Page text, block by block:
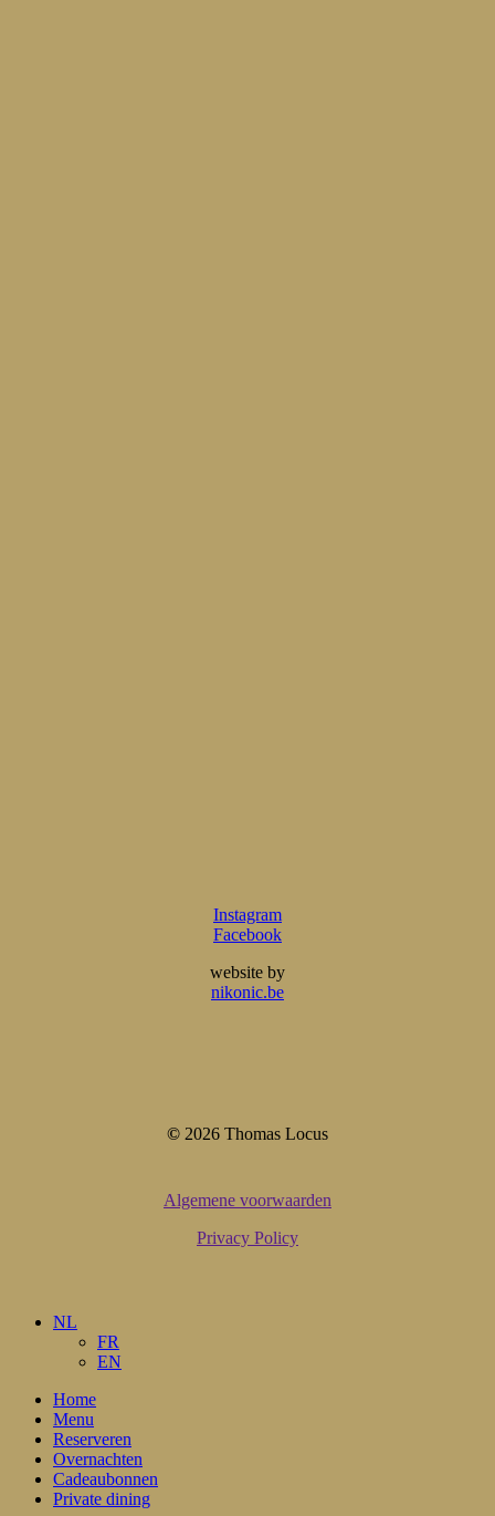
Instagram
Facebook
website by
nikonic.be
© 2026 Thomas Locus
Algemene voorwaarden
Privacy Policy
Close
NL
FR
EN
Home
Menu
Reserveren
Overnachten
Cadeaubonnen
Private dining